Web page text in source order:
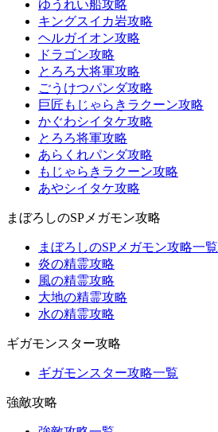
ゆうれい船攻略
キングスイカ岩攻略
ヘルガイオン攻略
ドラゴン攻略
とろろ大将軍攻略
ごうけつパンダ攻略
巨匠もじゃらきラクーン攻略
かぐわシイタケ攻略
とろろ将軍攻略
あらくれパンダ攻略
もじゃらきラクーン攻略
あやシイタケ攻略
まぼろしのSPメガモン攻略
まぼろしのSPメガモン攻略一覧
炎の精霊攻略
風の精霊攻略
大地の精霊攻略
水の精霊攻略
ギガモンスター攻略
ギガモンスター攻略一覧
強敵攻略